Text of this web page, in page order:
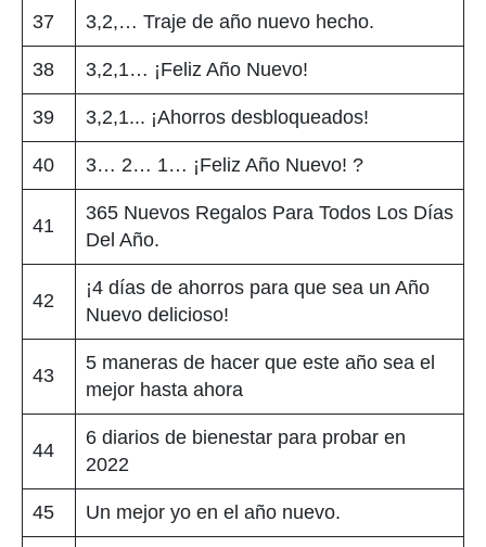
37 3,2,… Traje de año nuevo hecho.
38 3,2,1… ¡Feliz Año Nuevo!
39 3,2,1... ¡Ahorros desbloqueados!
40 3… 2… 1… ¡Feliz Año Nuevo! ?
41
365 Nuevos Regalos Para Todos Los Días
Del Año.
42
¡4 días de ahorros para que sea un Año
Nuevo delicioso!
43
5 maneras de hacer que este año sea el
mejor hasta ahora
44
6 diarios de bienestar para probar en
2022
45 Un mejor yo en el año nuevo.